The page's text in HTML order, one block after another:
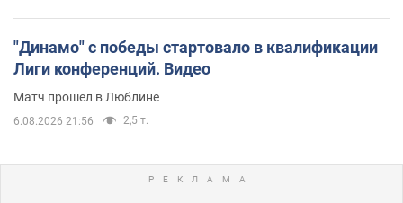
"Динамо" с победы стартовало в квалификации
Лиги конференций. Видео
Матч прошел в Люблине
6.08.2026 21:56 2,5 т.